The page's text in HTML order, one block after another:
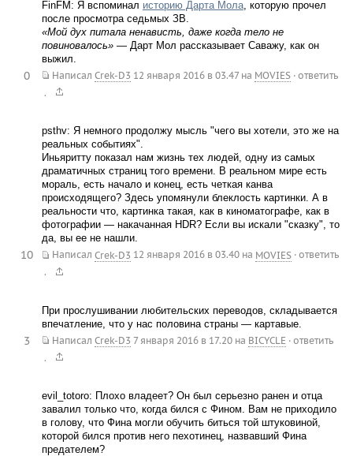
FinFM: Я вспоминал историю Дарта Мола, которую прочел
после просмотра седьмых ЗВ.
«Мой дух питала ненависть, даже когда тело не
повиновалось»— Дарт Мол рассказывает Саважу, как он
выжил.
Написал Crek-D3 12 января 2016 в 03.47на MOVIES · ответить
.
0
psthv: Я немного продолжу мысль "чего вы хотели, это же на
реальных событиях".
Иньяритту показал нам жизнь тех людей, одну из самых
драматичных страниц того времени. В реальном мире есть
мораль, есть начало и конец, есть четкая канва
происходящего? Здесь упомянули блеклость картинки. А в
реальности что, картинка такая, как в киноматографе, как в
фотографии — накачанная HDR? Если вы искали "сказку", то
да, вы ее не нашли.
Написал Crek-D3 12 января 2016 в 03.40на MOVIES · ответить
.
10
При прослушивании любительских переводов, складывается
впечатление, что у нас половина страны — картавые.
Написал Crek-D3 7 января 2016 в 17.20на BICYCLE · ответить
.
3
evil_totoro: Плохо владеет? Он был серьезно ранен и отца
завалил только что, когда бился с Фином. Вам не приходило
в голову, что Фина могли обучить биться той штуковиной,
которой бился против него пехотинец, назвавший Фина
предателем?